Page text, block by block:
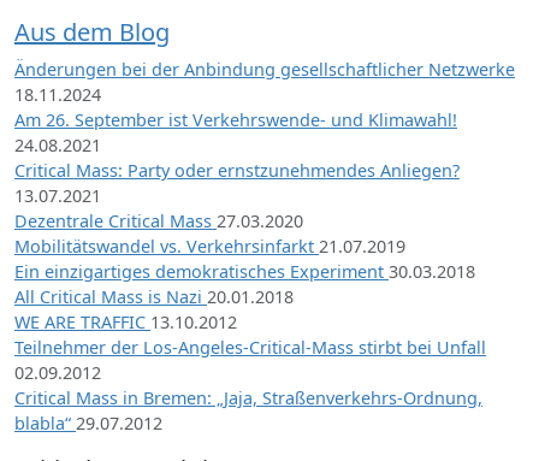
Aus dem Blog
Änderungen bei der Anbindung gesellschaftlicher Netzwerke
18.11.2024
Am 26. September ist Verkehrswende- und Klimawahl!
24.08.2021
Critical Mass: Party oder ernstzunehmendes Anliegen?
13.07.2021
Dezentrale Critical Mass 27.03.2020
Mobilitätswandel vs. Verkehrsinfarkt 21.07.2019
Ein einzigartiges demokratisches Experiment 30.03.2018
All Critical Mass is Nazi 20.01.2018
WE ARE TRAFFIC 13.10.2012
Teilnehmer der Los-Angeles-Critical-Mass stirbt bei Unfall
02.09.2012
Critical Mass in Bremen: „Jaja, Straßenverkehrs-Ordnung,
blabla“ 29.07.2012